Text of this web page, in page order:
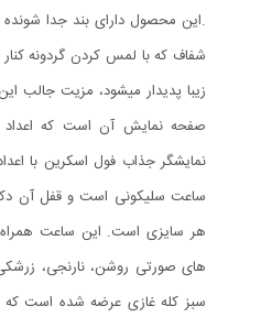
.این محصول دارای بند جدا
شفاف که با لمس کردن گردونه
زیبا پدیدار میشود، مزیت جالب
صفحه نمایش آن است که اعداد
نمایشگر جذاب فول اسکرین با
ساعت سلیکونی است و قفل آن
هر سایزی است. این ساعت
های صورتی روشن، نارنجی،
سبز کله غازی عرضه شده است